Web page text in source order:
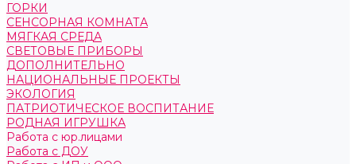
ГОРКИ
СЕНСОРНАЯ КОМНАТА
МЯГКАЯ СРЕДА
СВЕТОВЫЕ ПРИБОРЫ
ДОПОЛНИТЕЛЬНО
НАЦИОНАЛЬНЫЕ ПРОЕКТЫ
ЭКОЛОГИЯ
ПАТРИОТИЧЕСКОЕ ВОСПИТАНИЕ
РОДНАЯ ИГРУШКА
Работа с юр.лицами
Работа с ДОУ